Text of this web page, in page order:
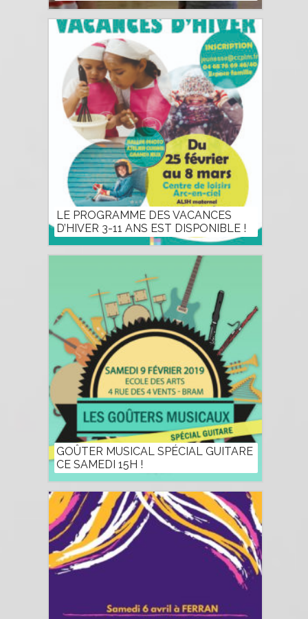
LE PROGRAMME DES VACANCES
D’HIVER 3-11 ANS EST DISPONIBLE !
GOÛTER MUSICAL SPÉCIAL GUITARE
CE SAMEDI 15H !